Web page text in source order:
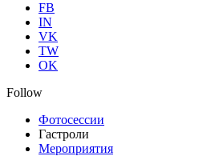
FB
IN
VK
TW
OK
Follow
Фотосессии
Гастроли
Мероприятия